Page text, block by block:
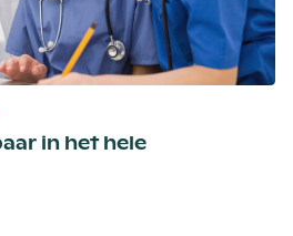
in het hele